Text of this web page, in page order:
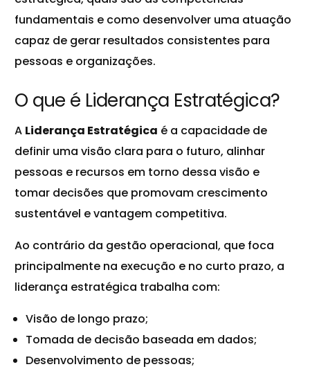
fundamentais e como desenvolver uma atuação
capaz de gerar resultados consistentes para
pessoas e organizações.
O que é Liderança Estratégica?
A Liderança Estratégica é a capacidade de
definir uma visão clara para o futuro, alinhar
pessoas e recursos em torno dessa visão e
tomar decisões que promovam crescimento
sustentável e vantagem competitiva.
Ao contrário da gestão operacional, que foca
principalmente na execução e no curto prazo, a
liderança estratégica trabalha com:
Visão de longo prazo;
Tomada de decisão baseada em dados;
Desenvolvimento de pessoas;